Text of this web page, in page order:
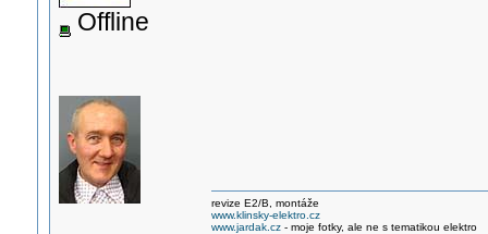
Offline
revize E2/B, montáže
www.klinsky-elektro.cz
www.jardak.cz- moje fotky, ale ne s tematikou elektro